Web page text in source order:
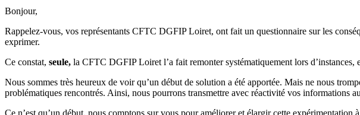
Bonjour,
Rappelez-vous, vos représentants CFTC DGFIP Loiret, ont fait un questionnaire sur les
exprimer.
Ce constat, seule, la CFTC DGFIP Loiret l’a fait remonter systématiquement lors
Nous sommes très heureux de voir qu’un début de solution a été apportée. Mais ne nous
problématiques rencontrés. Ainsi, nous pourrons transmettre avec réactivité vos informations